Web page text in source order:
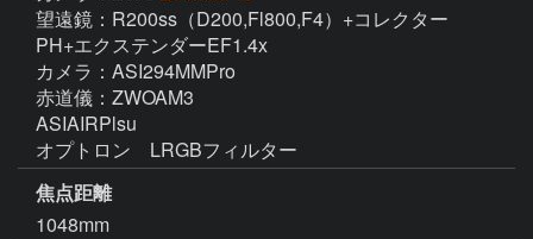
望遠鏡：R200ss（D200,Fl800,F4）+コレクター
PH+エクステンダーEF1.4x
カメラ：ASI294MMPro
赤道儀：ZWOAM3
ASIAIRPlsu
オプトロン　LRGBフィルター
焦点距離
1048mm